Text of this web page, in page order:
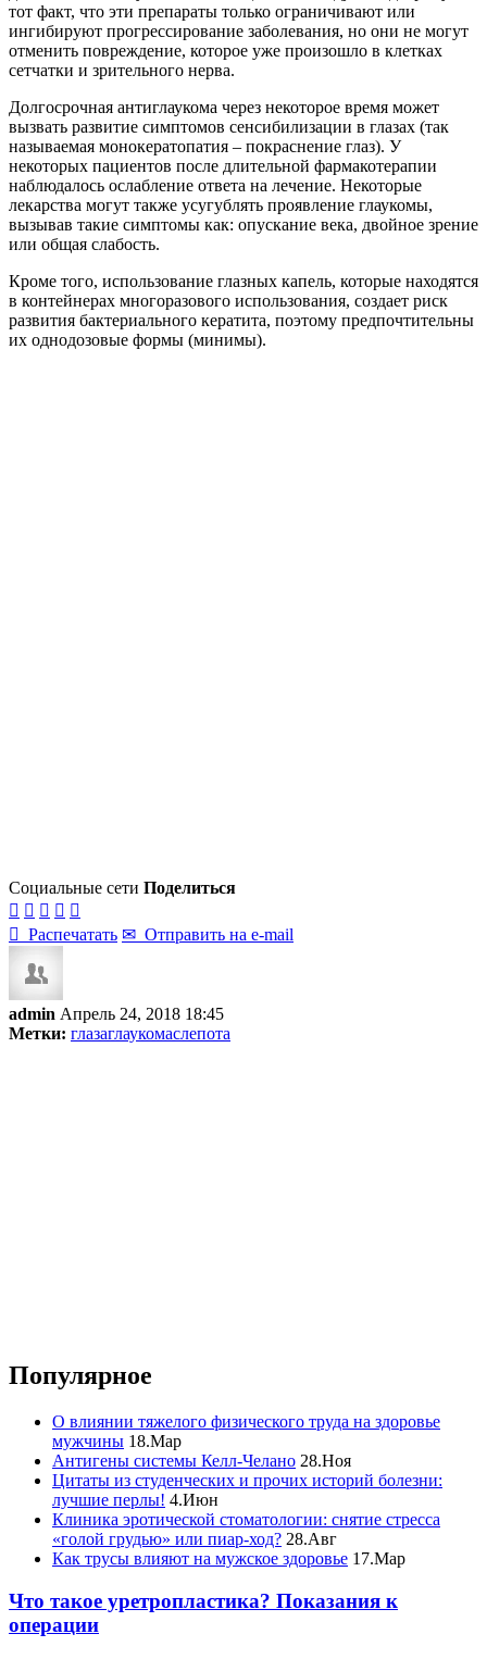
тот факт, что эти препараты только ограничивают или
ингибируют прогрессирование заболевания, но они не могут
отменить повреждение, которое уже произошло в клетках
сетчатки и зрительного нерва.
Долгосрочная антиглаукома через некоторое время может
вызвать развитие симптомов сенсибилизации в глазах (так
называемая монокератопатия – покраснение глаз). У
некоторых пациентов после длительной фармакотерапии
наблюдалось ослабление ответа на лечение. Некоторые
лекарства могут также усугублять проявление глаукомы,
вызывав такие симптомы как: опускание века, двойное зрение
или общая слабость.
Кроме того, использование глазных капель, которые находятся
в контейнерах многоразового использования, создает риск
развития бактериального кератита, поэтому предпочтительны
их однодозовые формы (минимы).
Социальные сети Поделиться
    
 Распечатать ✉ Отправить на e-mail
admin Апрель 24, 2018 18:45
Метки: глазаглаукомаслепота
Популярное
О влиянии тяжелого физического труда на здоровье
мужчины 18.Мар
Антигены системы Келл-Челано 28.Ноя
Цитаты из студенческих и прочих историй болезни:
лучшие перлы! 4.Июн
Клиника эротической стоматологии: снятие стресса
«голой грудью» или пиар-ход? 28.Авг
Как трусы влияют на мужское здоровье 17.Мар
Что такое уретропластика? Показания к
операции